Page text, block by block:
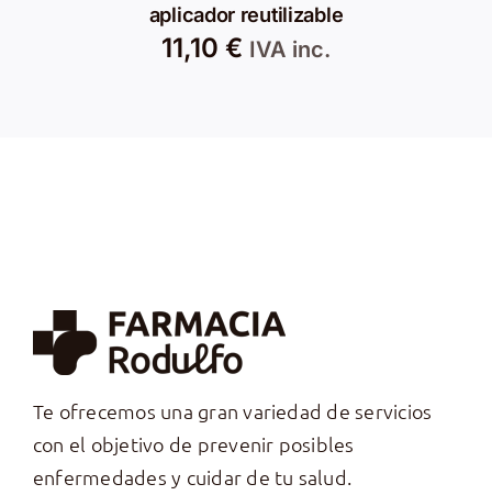
aplicador reutilizable
11,10 € IVA inc.
Te ofrecemos una gran variedad de servicios
con el objetivo de prevenir posibles
enfermedades y cuidar de tu salud.